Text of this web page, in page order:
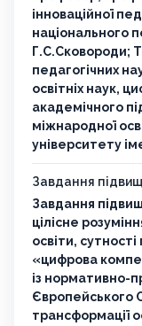
інноваційної
національного
Г.С.Сковороди;
педагогічних
освітніх наук,
академічного
міжнародної
університету
Завдання
Завдання
цілісне
освіти,
«цифрова
із нормативно-
Європейського
трансформації